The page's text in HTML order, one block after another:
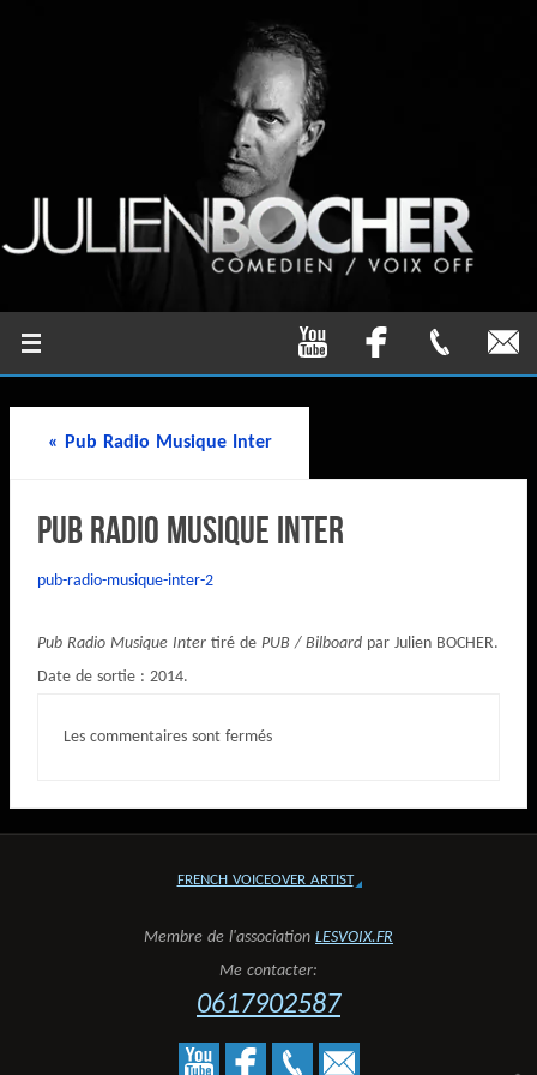
« Pub Radio Musique Inter
Pub Radio Musique Inter
pub-radio-musique-inter-2
Pub Radio Musique Intertiré de PUB / Bilboardpar Julien BOCHER.
Date de sortie : 2014.
Les commentaires sont fermés
FRENCH VOICEOVER ARTIST
Membre de l'association LESVOIX.FR
Me contacter:
0617902587